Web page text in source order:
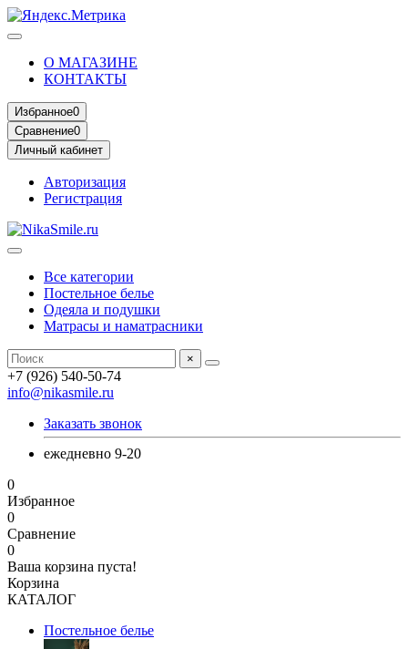
О МАГАЗИНЕ
КОНТАКТЫ
Избранное0
Сравнение0
Личный кабинет
Авторизация
Регистрация
Все категории
Постельное белье
Одеяла и подушки
Матрасы и наматрасники
×
+7 (926) 540-50-74
info@nikasmile.ru
Заказать звонок
ежедневно 9-20
0
Избранное
0
Сравнение
0
Ваша корзина пуста!
Корзина
КАТАЛОГ
Постельное белье